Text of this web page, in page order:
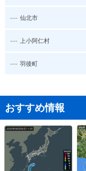
--- 仙北市
--- 上小阿仁村
--- 羽後町
おすすめ情報